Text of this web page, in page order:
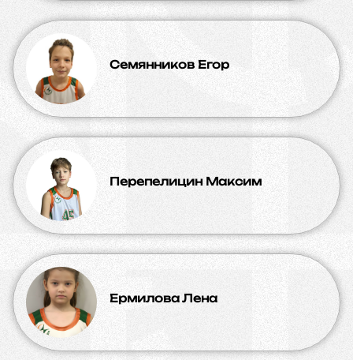
Семянников Егор
Перепелицин Максим
Ермилова Лена